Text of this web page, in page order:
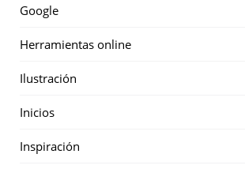
Google
Herramientas online
Ilustración
Inicios
Inspiración